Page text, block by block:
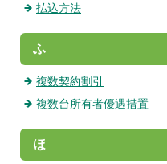
払込方法
ふ
複数契約割引
複数台所有者優遇措置
ほ